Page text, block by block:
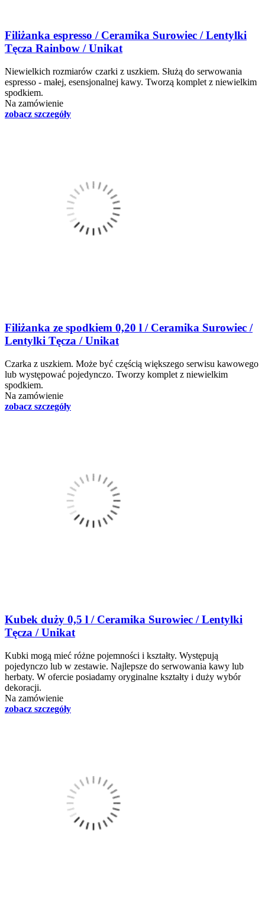
Filiżanka espresso / Ceramika Surowiec / Lentylki
Tęcza Rainbow / Unikat
Niewielkich rozmiarów czarki z uszkiem. Służą do serwowania
espresso - małej, esensjonalnej kawy. Tworzą komplet z niewielkim
spodkiem.
Na zamówienie
zobacz szczegóły
Filiżanka ze spodkiem 0,20 l / Ceramika Surowiec /
Lentylki Tęcza / Unikat
Czarka z uszkiem. Może być częścią większego serwisu kawowego
lub występować pojedynczo. Tworzy komplet z niewielkim
spodkiem.
Na zamówienie
zobacz szczegóły
Kubek duży 0,5 l / Ceramika Surowiec / Lentylki
Tęcza / Unikat
Kubki mogą mieć różne pojemności i kształty. Występują
pojedynczo lub w zestawie. Najlepsze do serwowania kawy lub
herbaty. W ofercie posiadamy oryginalne kształty i duży wybór
dekoracji.
Na zamówienie
zobacz szczegóły